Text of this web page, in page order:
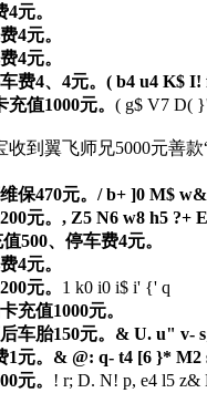
元。
4元。
4元。
费4、4元。 ( b4 u4 K$ I!
值1000元。 ( g$ V7 D(
收到翼飞师兄5000元善
保470元。 / b+ ]0 M$
元。 , Z5 N6 w8 h5 ?+
500、停车费4元。
4元。
元。 1 k0 i0 i$ i' {' q
充值1000元。
车胎150元。 & U. u" v-
元。 & @: q- t4 [6 }* M2
元。 ! r; D. N! p, e4 l5 z&